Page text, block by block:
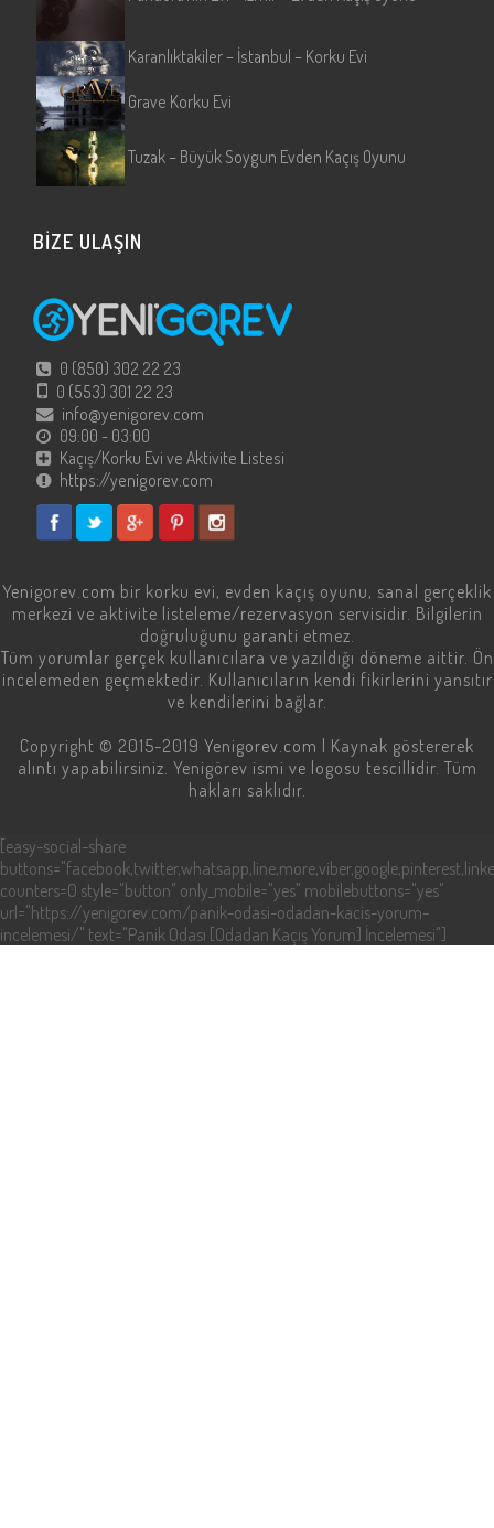
Karanlıktakiler – İstanbul – Korku Evi
Grave Korku Evi
Tuzak – Büyük Soygun Evden Kaçış Oyunu
BİZE ULAŞIN
0 (850) 302 22 23
0 (553) 301 22 23
info@yenigorev.com
09:00 - 03:00
Kaçış/Korku Evi ve Aktivite Listesi
https://yenigorev.com
Yenigorev.com bir korku evi, evden kaçış oyunu, sanal gerçeklik
merkezi ve aktivite listeleme/rezervasyon servisidir. Bilgilerin
doğruluğunu garanti etmez.
Tüm yorumlar gerçek kullanıcılara ve yazıldığı döneme aittir. Ön
incelemeden geçmektedir. Kullanıcıların kendi fikirlerini yansıtır
ve kendilerini bağlar.
Copyright © 2015-2019 Yenigorev.com | Kaynak göstererek
alıntı yapabilirsiniz. Yenigörev ismi ve logosu tescillidir. Tüm
hakları saklıdır.
[easy-social-share
counters=0 style="button" only_mobile="yes" mobilebuttons="yes"
url="https://yenigorev.com/panik-odasi-odadan-kacis-yorum-
incelemesi/" text="Panik Odası [Odadan Kaçış Yorum] İncelemesi"]